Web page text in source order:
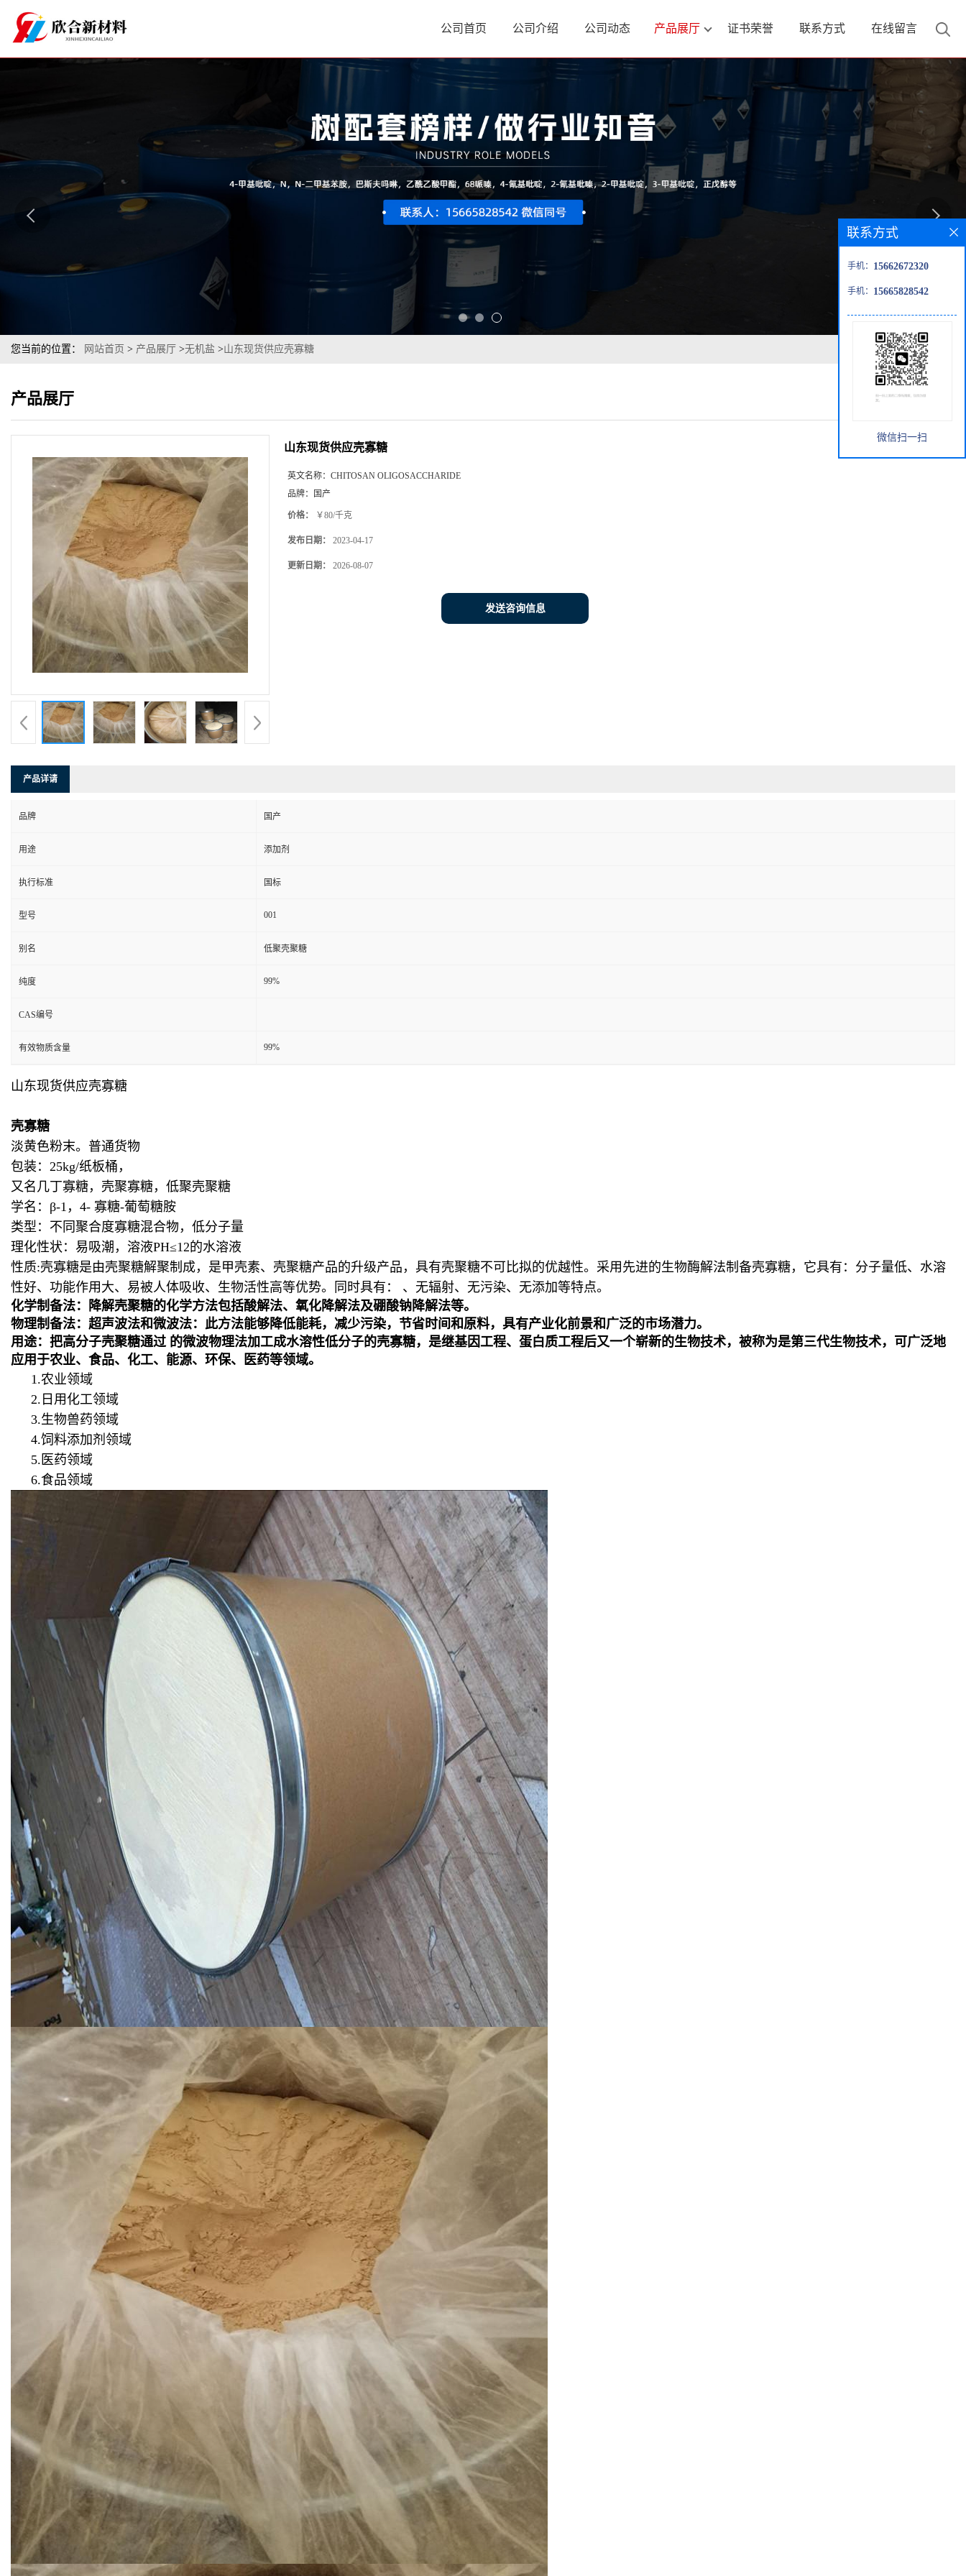
公司首页 公司介绍 公司动态 产品展厅 证书荣誉 联系方式 在线留言
您当前的位置： 网站首页 > 产品展厅 >无机盐 >山东现货供应壳寡糖
产品展厅
山东现货供应壳寡糖
英文名称： CHITOSAN OLIGOSACCHARIDE
品牌：
国产
价格： ￥80/千克
发布日期： 2023-04-17
更新日期： 2026-08-07
发送咨询信息
产品详请
品牌 国产
用途 添加剂
执行标准 国标
型号 001
别名 低聚壳聚糖
纯度 99%
CAS编号
有效物质含量 99%
山东现货供应壳寡糖
壳寡糖
淡黄色粉末。普通货物
包装： 25kg/纸板桶，
又名 几丁寡糖，壳聚寡糖，低聚壳聚糖
学名： β-1，4- 寡糖-葡萄糖胺
类型： 不同聚合度寡糖混合物，低分子量
理化性状： 易吸潮，溶液PH≤12的水溶液
性质:壳寡糖是由壳聚糖解聚制成，是甲壳素、壳聚糖产品的升级产品，具有壳聚糖不可比拟的优越性。采用先进的生物酶解法制备壳寡糖，它具有：分子量低、水溶
性好、功能作用大、易被人体吸收、生物活性高等优势。同时具有： 、无辐射、无污染、无添加等特点。
化学制备法：
降解壳聚糖的化学方法包括酸解法、氧化降解法及硼酸钠降解法等。
物理制备法： 超声波法和微波法：此方法能够降低能耗，减少污染，节省时间和原料，具有产业化前景和广泛的市场潜力。
用途： 把高分子壳聚糖通过 的微波物理法加工成水溶性低分子的壳寡糖，是继基因工程、蛋白质工程后又一个崭新的生物技术，被称为是第三代生物技术，可广泛地
应用于农业、食品、化工、能源、环保、医药等领域。
1.农业领域
2.日用化工领域
3.生物兽药领域
4.饲料添加剂领域
5.医药领域
6.食品领域
联系方式
手机： 15662672320
手机： 15665828542
微信扫一扫